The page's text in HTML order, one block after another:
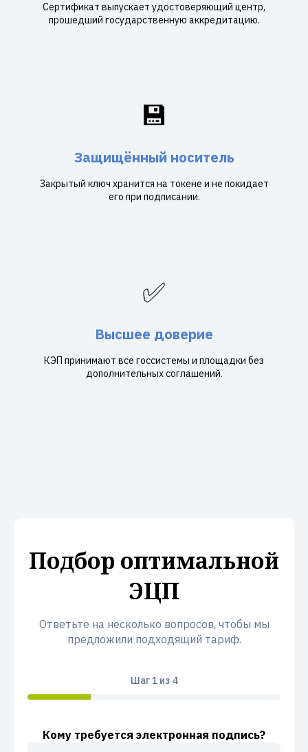
Сертификат выпускает удостоверяющий центр,
прошедший государственную аккредитацию.
💾
Защищённый носитель
Закрытый ключ хранится на токене и не покидает
его при подписании.
✅
Высшее доверие
КЭП принимают все госсистемы и площадки без
дополнительных соглашений.
Подбор оптимальной
ЭЦП
Ответьте на несколько вопросов, чтобы мы
предложили подходящий тариф.
Шаг1из 4
Кому требуется электронная подпись?